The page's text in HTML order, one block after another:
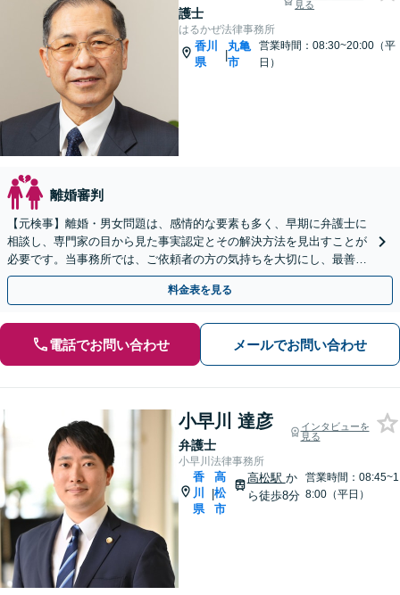
護士
見る
はるかぜ法律事務所
香川
県
|
丸亀
市
営業時間：08:30~20:00（平
日）
離婚審判
【元検事】離婚・男女問題は、感情的な要素も多く、早期に弁護士に
相談し、専門家の目から見た事実認定とその解決方法を見出すことが
必要です。当事務所では、ご依頼者の方の気持ちを大切にし、最善の
選択肢をご提案して、迅速・的確な問題解決を目指します。
料金表を見る
電話でお問い合わせ メールでお問い合わせ
小早川 達彦
弁護士
インタビューを
見る
小早川法律事務所
香
川
県
|
高
松
市
高松駅 か
ら徒歩8分
営業時間：08:45~1
8:00（平日）